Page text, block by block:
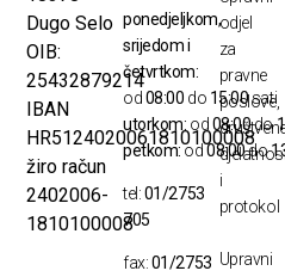
Dugo Selo
OIB:
25432879214
IBAN
HR5124020061810100008
žiro račun
2402006-
1810100008
ponedjeljkom,
srijedom i
četvrtkom:
od08:00 do 15:00sati
utorkom: od08:00do
petkom:od08:00do
tel:01/2753
705
fax:01/2753
odjel
za
pravne
poslove,
i
protokol
Upravni